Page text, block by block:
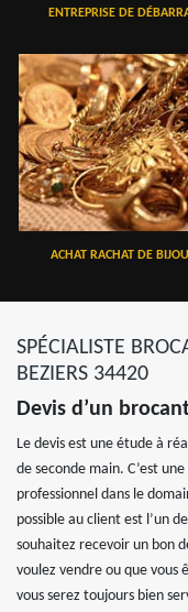
ENTREPRISE DE
ACHAT RACHAT DE
SPÉCIALISTE
BEZIERS 34420
Devis d’un
Le devis est une étude à
de seconde main. C’est
professionnel dans le
possible au client est l’un
souhaitez recevoir un bon
voulez vendre ou que vous
vous serez toujours bien